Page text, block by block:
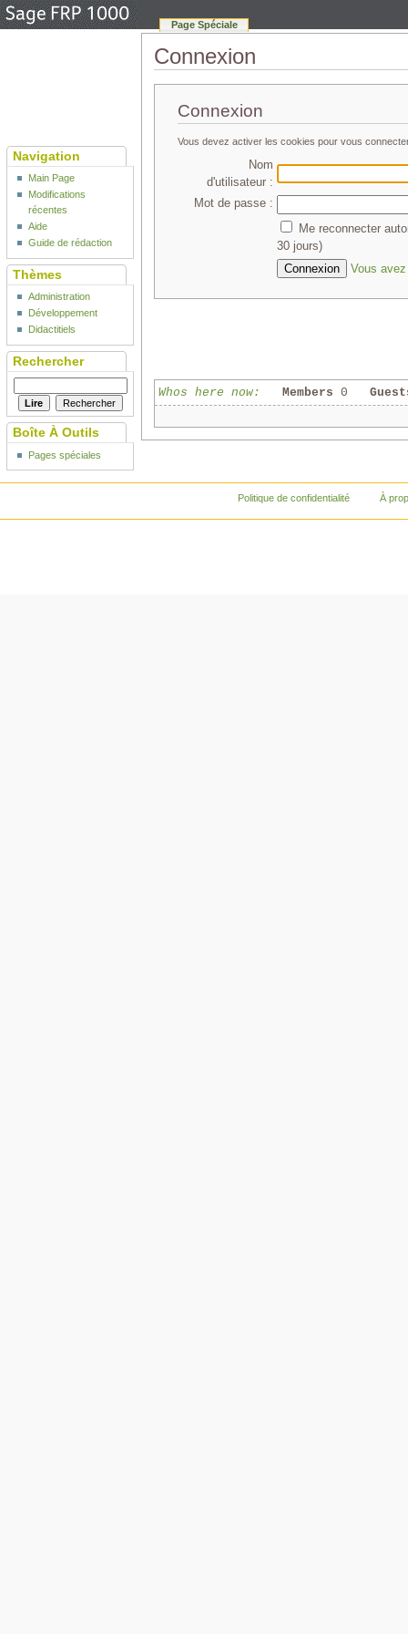
Connexion
Connexion
Vous devez activer les cookies pour vous
Nom
d'utilisateur :
Mot de passe :
Me reconnecter
30 jours)
Vous
Whos here now: Members 0
Page Spéciale
Navigation
Main Page
Modifications
récentes
Aide
Guide de rédaction
Thèmes
Administration
Développement
Didactitiels
Rechercher
Boîte À Outils
Pages spéciales
Politique de confidentialité À